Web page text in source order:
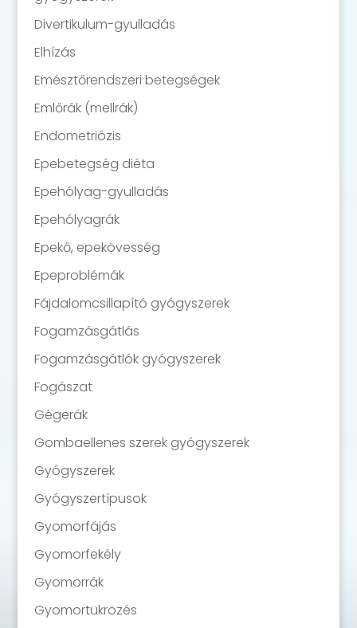
Divertikulum-gyulladás
Elhízás
Emésztőrendszeri betegségek
Emlőrák (mellrák)
Endometriózis
Epebetegség diéta
Epehólyag-gyulladás
Epehólyagrák
Epekő, epekövesség
Epeproblémák
Fájdalomcsillapító gyógyszerek
Fogamzásgátlás
Fogamzásgátlók gyógyszerek
Fogászat
Gégerák
Gombaellenes szerek gyógyszerek
Gyógyszerek
Gyógyszertípusok
Gyomorfájás
Gyomorfekély
Gyomorrák
Gyomortükrözés